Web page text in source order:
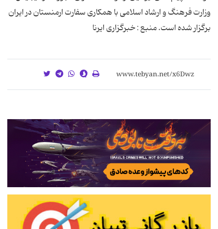
وزارت فرهنگ و ارشاد اسلامی با همکاری سفارت ارمنستان در ایران
برگزار شده است. منبع : خبرگزاری ایرنا